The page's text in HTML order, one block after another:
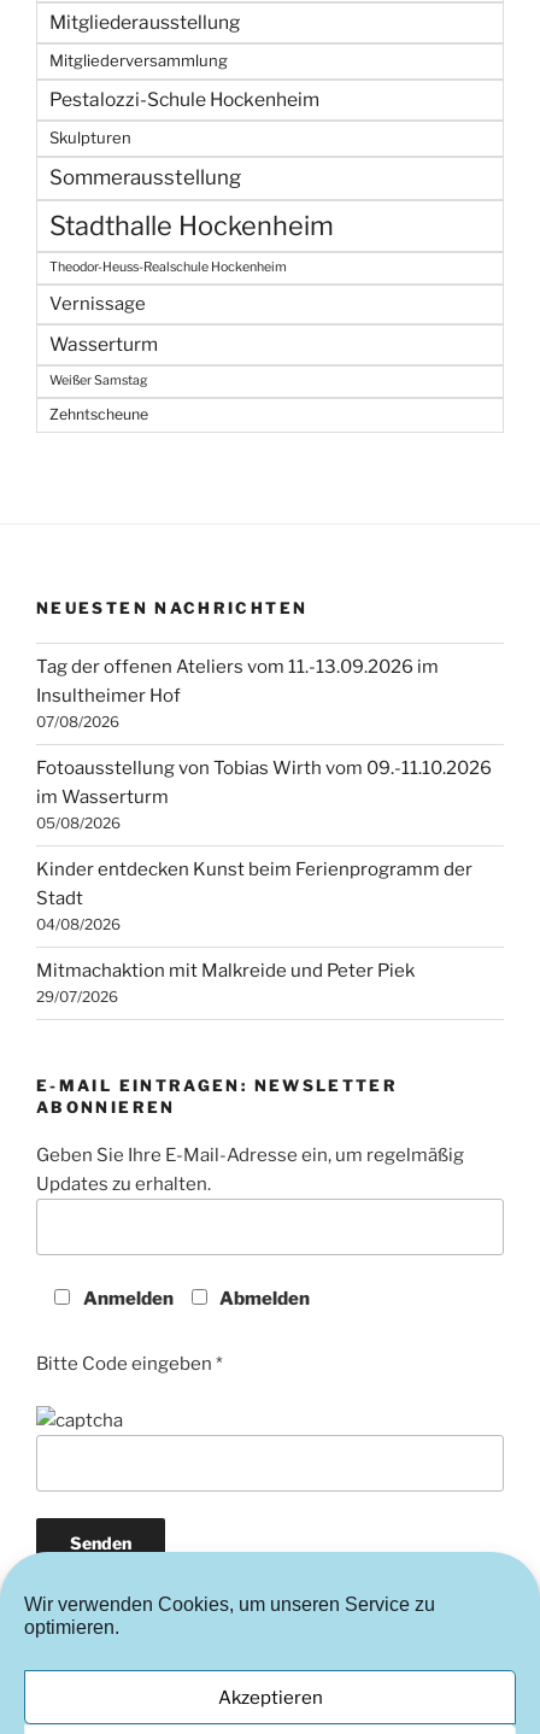
Wir verwenden Cookies, um unseren Service zu
optimieren.
Akzeptieren
Mitgliederausstellung
Mitgliederversammlung
Pestalozzi-Schule Hockenheim
Skulpturen
Sommerausstellung
Stadthalle Hockenheim
Theodor-Heuss-Realschule Hockenheim
Vernissage
Wasserturm
Weißer Samstag
Zehntscheune
NEUESTEN NACHRICHTEN
Tag der offenen Ateliers vom 11.-13.09.2026 im
Insultheimer Hof
07/08/2026
Fotoausstellung von Tobias Wirth vom 09.-11.10.2026
im Wasserturm
05/08/2026
Kinder entdecken Kunst beim Ferienprogramm der
Stadt
04/08/2026
Mitmachaktion mit Malkreide und Peter Piek
29/07/2026
E-MAIL EINTRAGEN: NEWSLETTER
ABONNIEREN
Geben Sie Ihre E-Mail-Adresse ein, um regelmäßig
Updates zu erhalten.
Anmelden Abmelden
Bitte Code eingeben *
Cookie-